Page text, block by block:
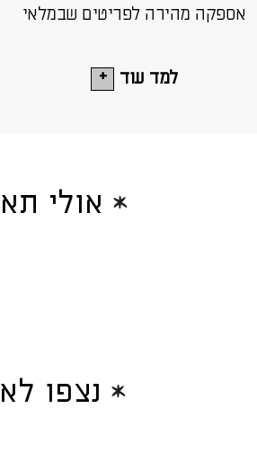
אספקה מהירה לפריטים שבמלאי
למד עוד
אולי
נצפו